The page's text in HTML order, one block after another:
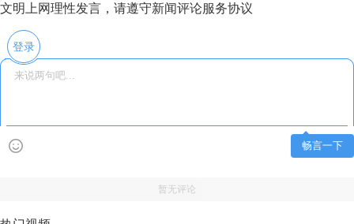
文明上网理性发言，请遵守新闻评论服务协议
登录
畅言一下
暂无评论